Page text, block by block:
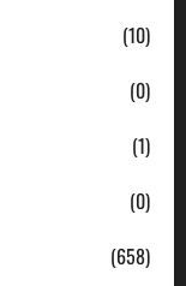
(10)
(0)
(1)
(0)
(658)